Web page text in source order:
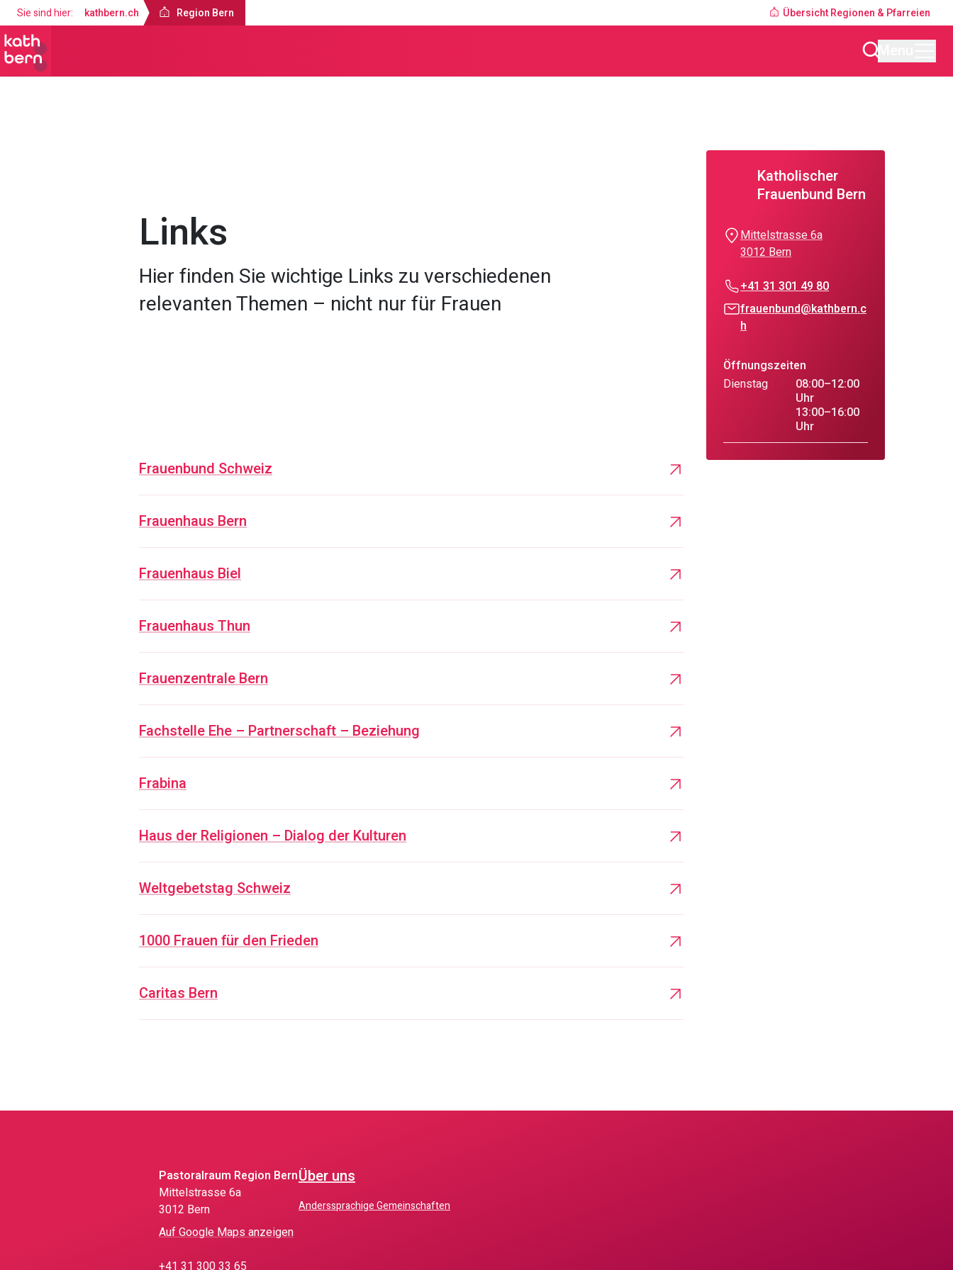
Sie sind hier: kathbern.ch Region Bern Übersicht Regionen & Pfarreien
Links
Hier finden Sie wichtige Links zu verschiedenen
relevanten Themen – nicht nur für Frauen
Katholischer
Frauenbund Bern
Mittelstrasse 6a
3012 Bern
+41 31 301 49 80
frauenbund@kathbern.c
h
Öffnungszeiten
Dienstag
08:00–12:00
Uhr
13:00–16:00
Uhr
Frauenbund Schweiz
Frauenhaus Bern
Frauenhaus Biel
Frauenhaus Thun
Frauenzentrale Bern
Fachstelle Ehe – Partnerschaft – Beziehung
Frabina
Haus der Religionen – Dialog der Kulturen
Weltgebetstag Schweiz
1000 Frauen für den Frieden
Caritas Bern
Pastoralraum Region Bern
Mittelstrasse 6a
3012 Bern
Auf Google Maps anzeigen
+41 31 300 33 65
Über uns
Anderssprachige Gemeinschaften